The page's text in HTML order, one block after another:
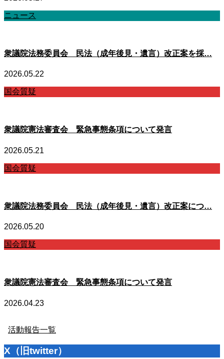
ニュース
衆議院法務委員会 民法（成年後見・遺言）改正案を採…
2026.05.22
国会質疑
衆議院憲法審査会 緊急事態条項について発言
2026.05.21
国会質疑
衆議院法務委員会 民法（成年後見・遺言）改正案につ…
2026.05.20
国会質疑
衆議院憲法審査会 緊急事態条項について発言
2026.04.23
活動報告一覧
X（旧twitter）